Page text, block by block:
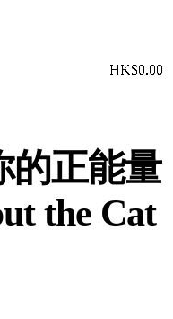
$0.00
正能量
the Cat